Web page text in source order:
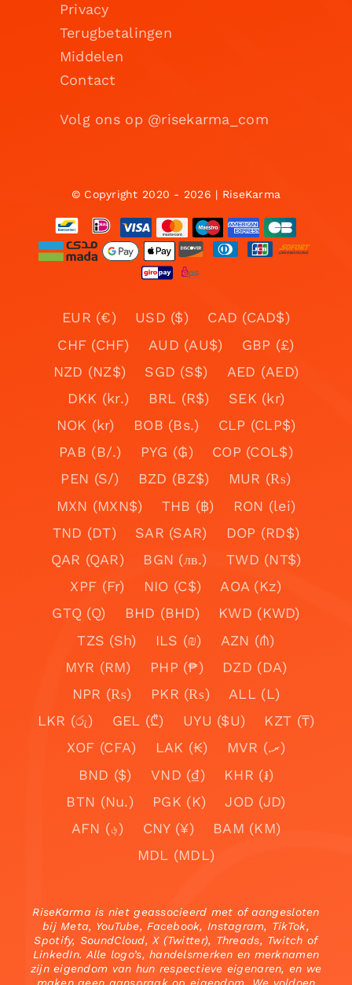
Privacy
Terugbetalingen
Middelen
Contact
Volg ons op @risekarma_com
© Copyright 2020 - 2026 | RiseKarma
EUR (€) USD ($)
CAD (CAD$)
CHF (CHF)
AUD (AU$)
GBP (£)
NZD (NZ$)
SGD (S$)
AED (AED)
DKK (kr.)
BRL (R$)
SEK (kr)
NOK (kr)
BOB (Bs.)
CLP (CLP$)
PAB (B/.)
PYG (₲)
COP (COL$)
PEN (S/)
BZD (BZ$)
MUR (₨)
MXN (MXN$)
THB (฿)
RON (lei)
TND (DT)
SAR (SAR)
DOP (RD$)
QAR (QAR)
BGN (лв.)
TWD (NT$)
XPF (Fr)
NIO (C$)
AOA (Kz)
GTQ (Q)
BHD (BHD)
KWD (KWD)
TZS (Sh)
ILS (₪)
AZN (₼)
MYR (RM)
PHP (₱)
DZD (DA)
NPR (₨)
PKR (₨)
ALL (L)
LKR (රු)
GEL (₾) UYU ($U)
KZT (₸)
XOF (CFA)
LAK (₭)
MVR (.ރ)
BND ($)
VND (₫)
KHR (៛)
BTN (Nu.)
PGK (K)
JOD (JD)
AFN (؋)
CNY (¥)
BAM (KM)
MDL (MDL)
RiseKarma is niet geassocieerd met of aangesloten
bij Meta, YouTube, Facebook, Instagram, TikTok,
Spotify, SoundCloud, X (Twitter), Threads, Twitch of
LinkedIn. Alle logo’s, handelsmerken en merknamen
zijn eigendom van hun respectieve eigenaren, en we